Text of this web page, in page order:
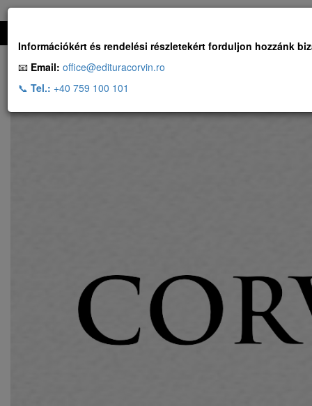
Információkért és rendelési részletekért forduljon hozzánk
📧 Email: office@edituracorvin.ro
📞 Tel.: +40 759 100 101